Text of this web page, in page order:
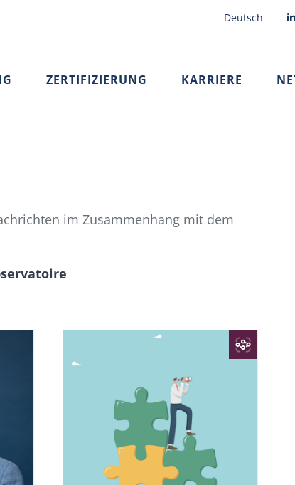
Deutsch
ZERTIFIZIERUNG KARRIERE
im Zusammenhang mit dem